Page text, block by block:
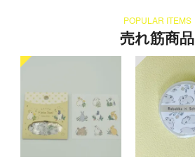
POPULAR ITEMS
売れ筋商品